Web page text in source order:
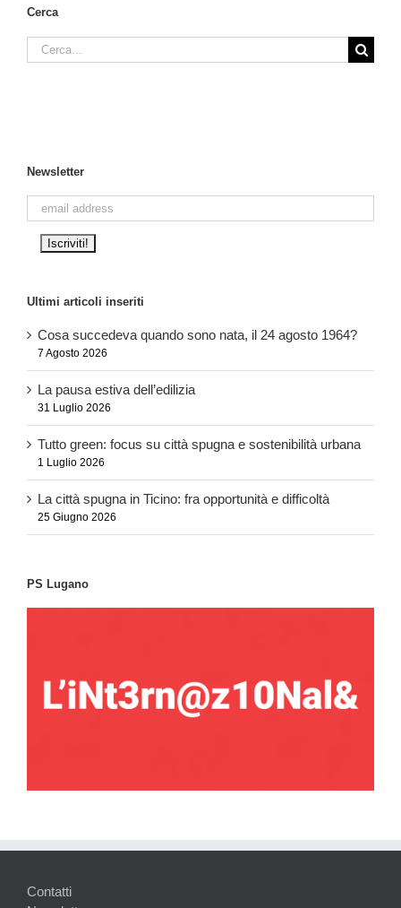
Cerca
Cerca
per:
Newsletter
Ultimi articoli inseriti
Cosa succedeva quando sono nata, il 24 agosto 1964?
7 Agosto 2026
La pausa estiva dell’edilizia
31 Luglio 2026
Tutto green: focus su città spugna e sostenibilità urbana
1 Luglio 2026
La città spugna in Ticino: fra opportunità e difficoltà
25 Giugno 2026
PS Lugano
Contatti